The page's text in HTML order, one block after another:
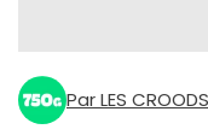
Par LES CROODS